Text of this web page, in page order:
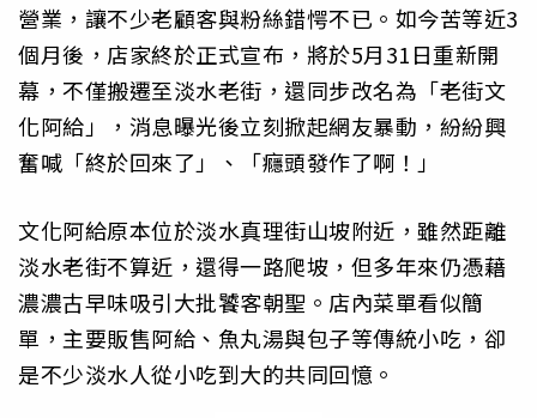
營業，讓不少老顧客與粉絲錯愕不已。如今苦等近3
個月後，店家終於正式宣布，將於5月31日重新開
幕，不僅搬遷至淡水老街，還同步改名為「老街文
化阿給」，消息曝光後立刻掀起網友暴動，紛紛興
奮喊「終於回來了」、「癮頭發作了啊！」
文化阿給原本位於淡水真理街山坡附近，雖然距離
淡水老街不算近，還得一路爬坡，但多年來仍憑藉
濃濃古早味吸引大批饕客朝聖。店內菜單看似簡
單，主要販售阿給、魚丸湯與包子等傳統小吃，卻
是不少淡水人從小吃到大的共同回憶。